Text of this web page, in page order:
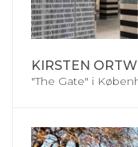
KIRSTEN
"The Gate" i